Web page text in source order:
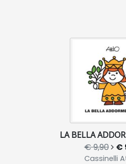
LA BELLA
€ 9,90 €
Cassinelli